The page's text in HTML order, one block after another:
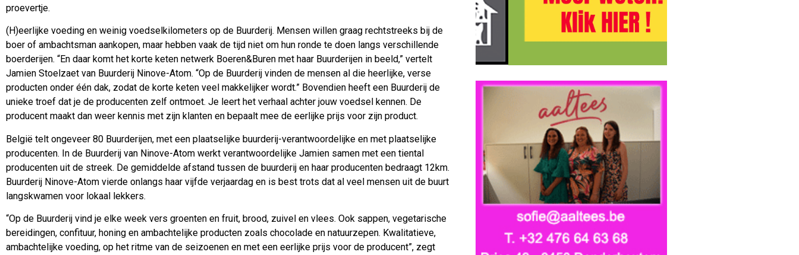
proevertje.
(H)eerlijke voeding en weinig voedselkilometers op de Buurderij. Mensen willen graag rechtstreeks bij de
boer of ambachtsman aankopen, maar hebben vaak de tijd niet om hun ronde te doen langs verschillende
boerderijen. “En daar komt het korte keten netwerk Boeren&Buren met haar Buurderijen in beeld,” vertelt
Jamien Stoelzaet van Buurderij Ninove-Atom. “Op de Buurderij vinden de mensen al die heerlijke, verse
producten onder één dak, zodat de korte keten veel makkelijker wordt.” Bovendien heeft een Buurderij de
unieke troef dat je de producenten zelf ontmoet. Je leert het verhaal achter jouw voedsel kennen. De
producent maakt dan weer kennis met zijn klanten en bepaalt mee de eerlijke prijs voor zijn product.
België telt ongeveer 80 Buurderijen, met een plaatselijke buurderij-verantwoordelijke en met plaatselijke
producenten. In de Buurderij van Ninove-Atom werkt verantwoordelijke Jamien samen met een tiental
producenten uit de streek. De gemiddelde afstand tussen de buurderij en haar producenten bedraagt 12km.
Buurderij Ninove-Atom vierde onlangs haar vijfde verjaardag en is best trots dat al veel mensen uit de buurt
langskwamen voor lokaal lekkers.
“Op de Buurderij vind je elke week vers groenten en fruit, brood, zuivel en vlees. Ook sappen, vegetarische
bereidingen, confituur, honing en ambachtelijke producten zoals chocolade en natuurzepen. Kwalitatieve,
ambachtelijke voeding, op het ritme van de seizoenen en met een eerlijke prijs voor de producent”, zegt